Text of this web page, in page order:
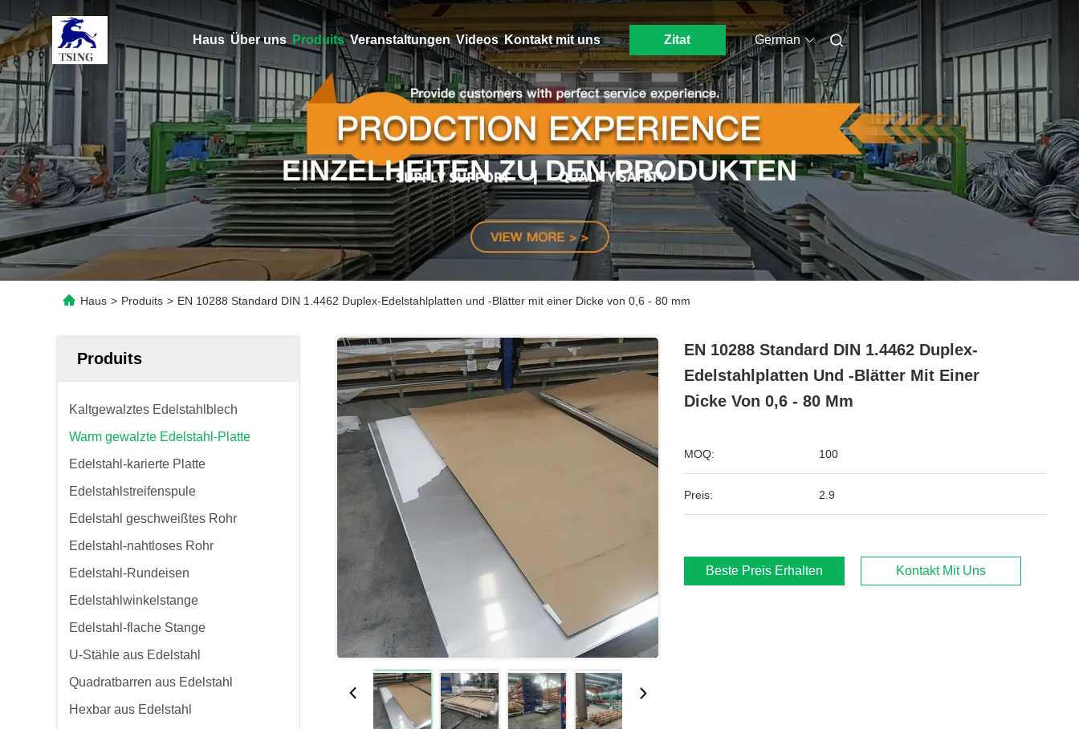
Haus Über uns Produits Veranstaltungen Videos Kontakt mit uns Zitat German
EINZELHEITEN ZU DEN PRODUKTEN
Haus > Produits > EN 10288 Standard DIN 1.4462 Duplex-Edelstahlplatten und -Blätter mit einer Dicke von 0,6 - 80 mm
Produits
Kaltgewalztes Edelstahlblech
Warm gewalzte Edelstahl-Platte
Edelstahl-karierte Platte
Edelstahlstreifenspule
Edelstahl geschweißtes Rohr
Edelstahl-nahtloses Rohr
Edelstahl-Rundeisen
Edelstahlwinkelstange
Edelstahl-flache Stange
U-Stähle aus Edelstahl
Quadratbarren aus Edelstahl
Hexbar aus Edelstahl
EN 10288 Standard DIN 1.4462 Duplex-
Edelstahlplatten Und -Blätter Mit Einer
Dicke Von 0,6 - 80 Mm
MOQ: 100
Preis: 2.9
Beste Preis Erhalten Kontakt Mit Uns